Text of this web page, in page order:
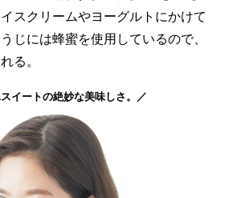
スクリームやヨーグルトにかけて
じには蜂蜜を使用しているので、
る。
イートの絶妙な美味しさ。／